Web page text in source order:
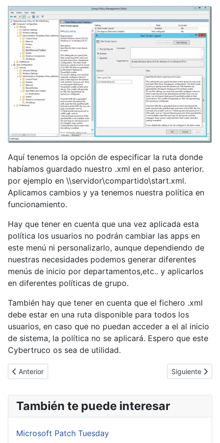
Aquí tenemos la opción de especificar la ruta donde
habíamos guardado nuestro .xml en el paso anterior.
por ejemplo en \\servidor\compartido\start.xml.
Aplicamos cambios y ya tenemos nuestra política en
funcionamiento.
Hay que tener en cuenta que una vez aplicada esta
política los usuarios no podrán cambiar las apps en
este menú ni personalizarlo, aunque dependiendo de
nuestras necesidades podemos generar diferentes
menús de inicio por departamentos,etc.. y aplicarlos
en diferentes políticas de grupo.
También hay que tener en cuenta que el fichero .xml
debe estar en una ruta disponible para todos los
usuarios, en caso que no puedan acceder a el al inicio
de sistema, la política no se aplicará. Espero que este
Cybertruco os sea de utilidad.
Artículo anterior: Nuevo APT focalizado en Microsoft OWA
Anterior Artículo
Siguiente
También te puede interesar
Microsoft Patch Tuesday